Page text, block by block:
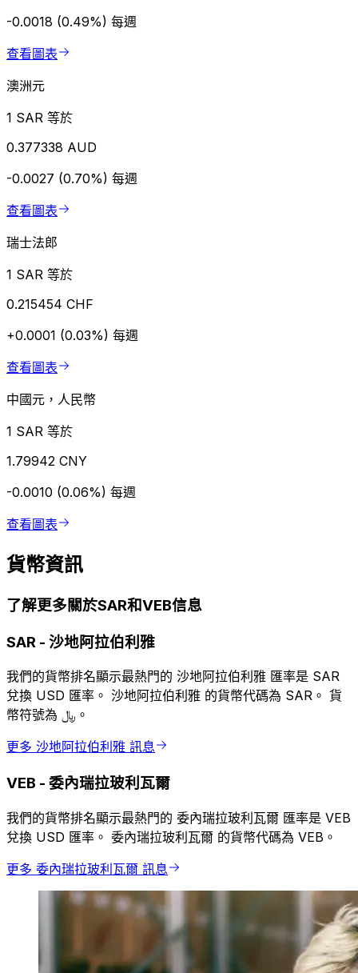
-0.0018 (0.49%) 每週
查看圖表
澳洲元
1 SAR 等於
0.377338 AUD
-0.0027 (0.70%) 每週
查看圖表
瑞士法郎
1 SAR 等於
0.215454 CHF
+0.0001 (0.03%) 每週
查看圖表
中國元，人民幣
1 SAR 等於
1.79942 CNY
-0.0010 (0.06%) 每週
查看圖表
貨幣資訊
了解更多關於SAR和VEB信息
SAR - 沙地阿拉伯利雅
我們的貨幣排名顯示最熱門的 沙地阿拉伯利雅 匯率是 SAR
兌換 USD 匯率。 沙地阿拉伯利雅 的貨幣代碼為 SAR。 貨
幣符號為 ﷼。
更多 沙地阿拉伯利雅 訊息
VEB - 委內瑞拉玻利瓦爾
我們的貨幣排名顯示最熱門的 委內瑞拉玻利瓦爾 匯率是 VEB
兌換 USD 匯率。 委內瑞拉玻利瓦爾 的貨幣代碼為 VEB。
更多 委內瑞拉玻利瓦爾 訊息